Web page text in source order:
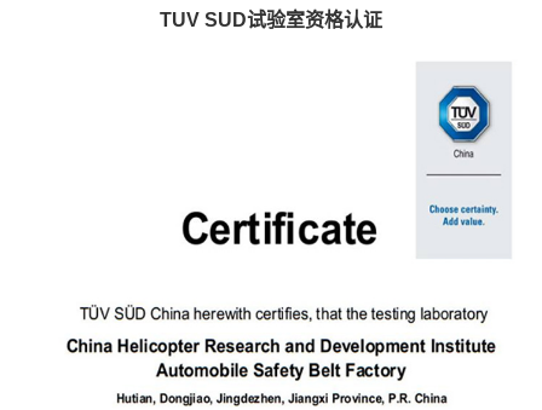
TUV SUD试验室资格认证